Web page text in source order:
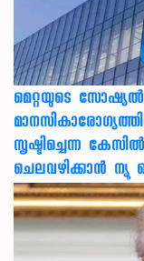
മെറ്റയുടെ
സൃഷ്ടിച്ചെന്ന
ചെലവഴിക്കാന്‍